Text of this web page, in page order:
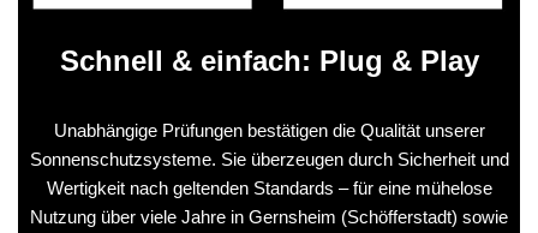
Schnell & einfach: Plug & Play
Unabhängige Prüfungen bestätigen die Qualität unserer
Sonnenschutzsysteme. Sie überzeugen durch Sicherheit und
Wertigkeit nach geltenden Standards – für eine mühelose
Nutzung über viele Jahre in Gernsheim (Schöfferstadt) sowie